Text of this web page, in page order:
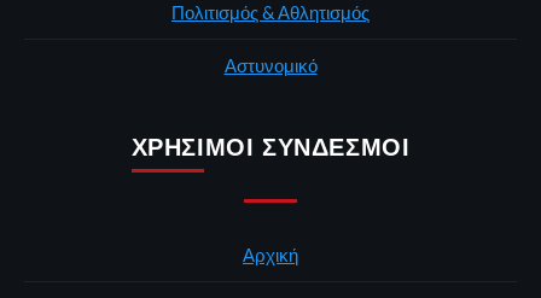
Πολιτισμός & Αθλητισμός
Αστυνομικό
ΧΡΉΣΙΜΟΙ ΣΎΝΔΕΣΜΟΙ
Αρχική